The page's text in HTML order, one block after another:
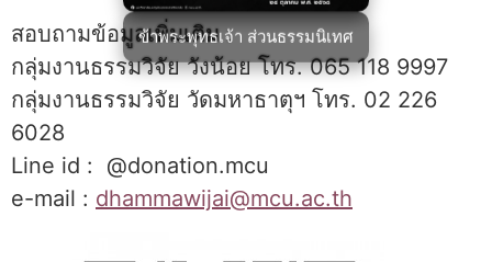
ข้าพระพุทธเจ้า ส่วนธรรมนิเทศ
สอบถามข้อมูลเพิ่มเติม :
กลุ่มงานธรรมวิจัย วังน้อย โทร. 065 118 9997
กลุ่มงานธรรมวิจัย วัดมหาธาตุฯ โทร. 02 226
6028
Line id : @donation.mcu
e-mail : dhammawijai@mcu.ac.th